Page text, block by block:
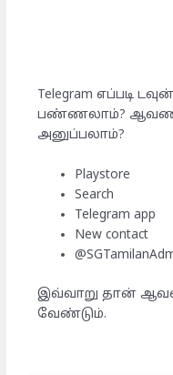
Telegram எப்படி
பண்ணலாம்?
அனுப்பலாம்?
Playstore
Search
Telegram app
New contact
இவ்வாறு தான்
வேண்டும்.